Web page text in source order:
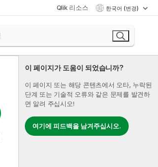
Qlik 리소스 한국어 (변경)
이 페이지가 도움이 되었습니까?
이 페이지 또는 해당 콘텐츠에서 오타, 누락된
단계 또는 기술적 오류와 같은 문제를 발견하
면 알려 주십시오!
여기에 피드백을 남겨주십시오.